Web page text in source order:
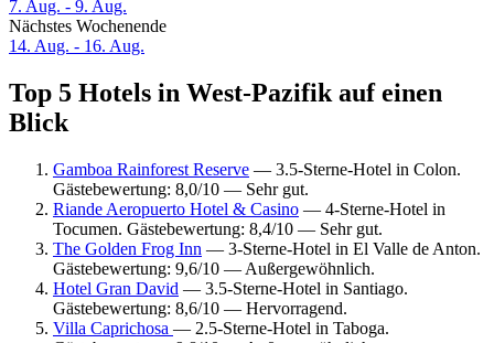
7. Aug. - 9. Aug.
Nächstes Wochenende
14. Aug. - 16. Aug.
Top 5 Hotels in West-Pazifik auf einen
Blick
Gamboa Rainforest Reserve — 3.5-Sterne-Hotel in Colon.
Gästebewertung: 8,0/10 — Sehr gut.
Riande Aeropuerto Hotel & Casino — 4-Sterne-Hotel in
Tocumen. Gästebewertung: 8,4/10 — Sehr gut.
The Golden Frog Inn — 3-Sterne-Hotel in El Valle de Anton.
Gästebewertung: 9,6/10 — Außergewöhnlich.
Hotel Gran David — 3.5-Sterne-Hotel in Santiago.
Gästebewertung: 8,6/10 — Hervorragend.
Villa Caprichosa — 2.5-Sterne-Hotel in Taboga.